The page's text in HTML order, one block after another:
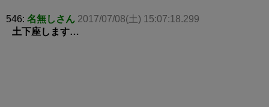
546: 名無しさん 2017/07/08(土) 15:07:18.299
土下座します…